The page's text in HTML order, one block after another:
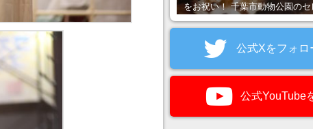
をお祝い！ 千葉市動物公園の
公式Xをフォロ
公式YouTube